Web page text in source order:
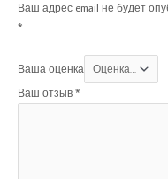
Ваш адрес email не будет
*
Ваша оценка
Ваш отзыв *